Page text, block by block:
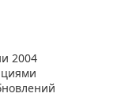
2004